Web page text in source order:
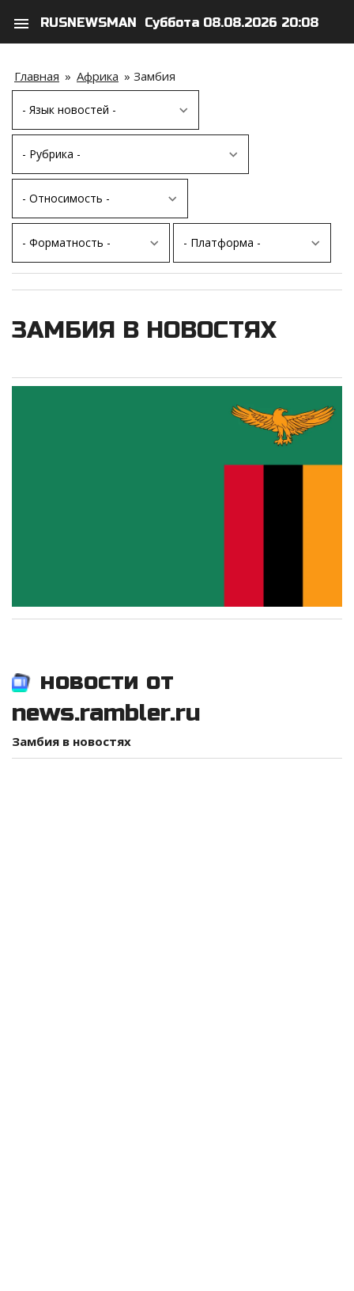
menu RUSNEWSMAN Суббота 08.08.2026 20:08
Главная » Африка » Замбия
ЗАМБИЯ В НОВОСТЯХ
новости от
news.rambler.ru
Замбия в новостях